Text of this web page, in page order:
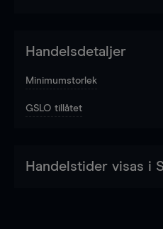
Handelsdetaljer
Minimumstorlek
GSLO tillåtet
Handelstider visas i